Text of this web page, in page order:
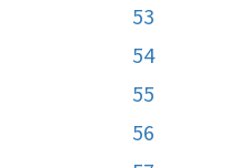
53
54
55
56